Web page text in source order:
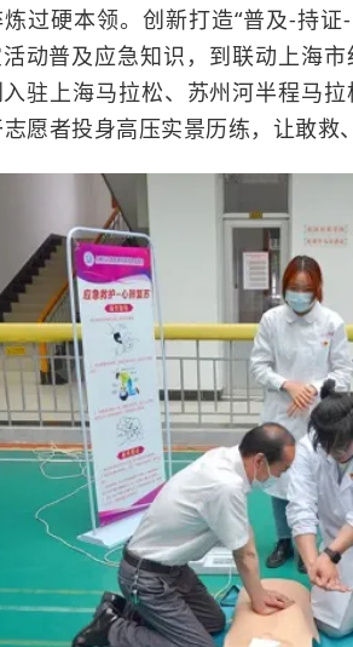
过硬本领。创新打造“普及-持
动普及应急知识，到联动上海
驻上海马拉松、苏州河半程马
愿者投身高压实景历练，让敢救